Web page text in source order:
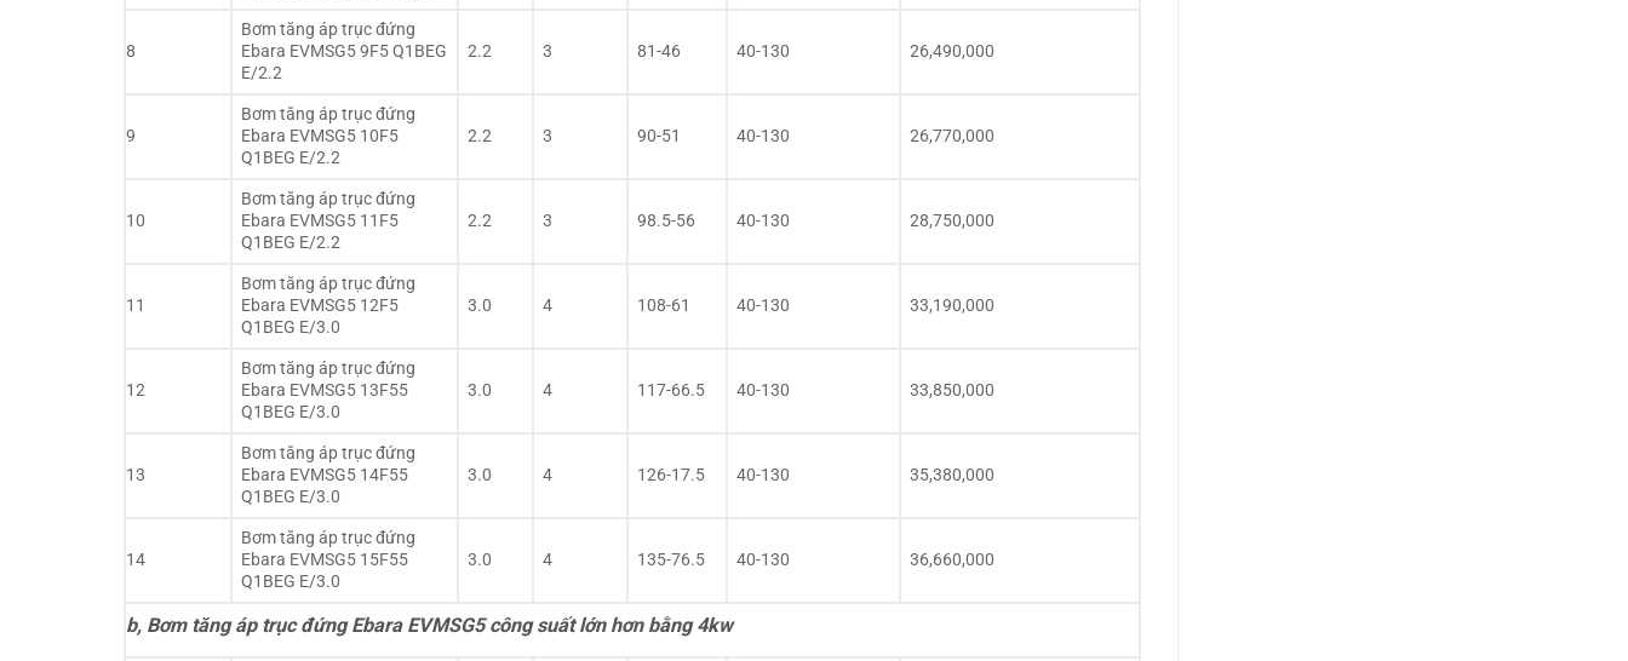
8
Bơm tăng áp trục đứng
Ebara EVMSG5 9F5 Q1BEG
E/2.2
2.2 3 81-46 40-130 26,490,000
9
Bơm tăng áp trục đứng
Ebara EVMSG5 10F5
Q1BEG E/2.2
2.2 3 90-51 40-130 26,770,000
10
Bơm tăng áp trục đứng
Ebara EVMSG5 11F5
Q1BEG E/2.2
2.2 3 98.5-56 40-130 28,750,000
11
Bơm tăng áp trục đứng
Ebara EVMSG5 12F5
Q1BEG E/3.0
3.0 4 108-61 40-130 33,190,000
12
Bơm tăng áp trục đứng
Ebara EVMSG5 13F55
Q1BEG E/3.0
3.0 4 117-66.5 40-130 33,850,000
13
Bơm tăng áp trục đứng
Ebara EVMSG5 14F55
Q1BEG E/3.0
3.0 4 126-17.5 40-130 35,380,000
14
Bơm tăng áp trục đứng
Ebara EVMSG5 15F55
Q1BEG E/3.0
3.0 4 135-76.5 40-130 36,660,000
b, Bơm tăng áp trục đứng Ebara EVMSG5 công suất lớn hơn bằng 4kw